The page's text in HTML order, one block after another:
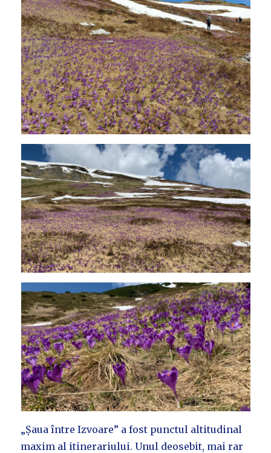
„Șaua între Izvoare” a fost punctul altitudinal
maxim al itinerariului. Unul deosebit, mai rar